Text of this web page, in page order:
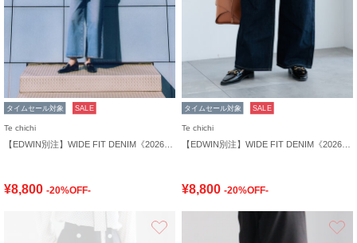
タイムセール対象 SALE
Te chichi
¥8,800 -20%OFF-
タイムセール対象 SALE
Te chichi
¥8,800 -20%OFF-